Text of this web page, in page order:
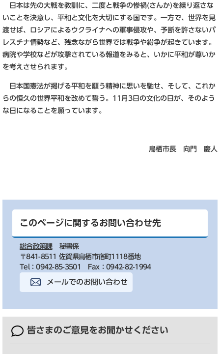
日本は先の大戦を教訓に、二度と戦争の惨禍(さんか)を繰り返さな
いことを決意し、平和と文化を大切にする国です。一方で、世界を見
渡せば、ロシアによるウクライナへの軍事侵攻や、予断を許さないパ
レスチナ情勢など、残念ながら世界では戦争や紛争が起きています。
病院や学校などが攻撃されている報道をみると、いかに平和が尊いか
を考えさせられます。
日本国憲法が掲げる平和を願う精神に思いを馳せ、そして、これか
らの恒久の世界平和を改めて誓う。11月3日の文化の日が、そのよう
な日になることを願っています。
鳥栖市長 向門 慶人
このページに関するお問い合わせ先
総合政策課
秘書係
〒841-8511 佐賀県鳥栖市宿町1118番地
Tel：0942-85-3501
Fax：0942-82-1994
メールでのお問い合わせ
皆さまのご意見をお聞かせください